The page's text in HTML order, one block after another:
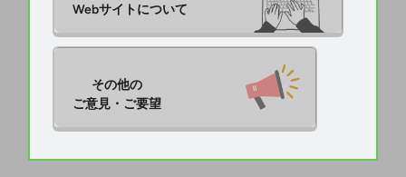
Webサイトについて
その他の
ご意見・ご要望